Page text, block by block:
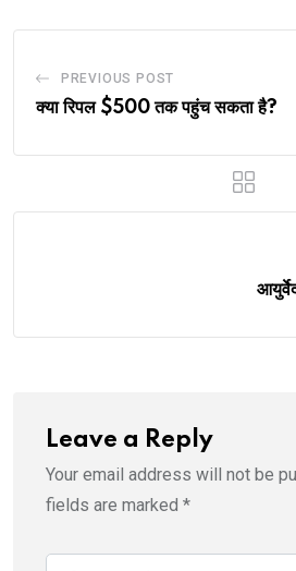
PREVIOUS POST
क्या रिपल $500 तक पहुंच सकता है?
Leave a Reply
Your email address will not be
fields are marked *